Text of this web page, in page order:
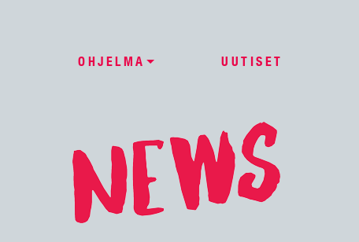
OHJELMA UUTISET